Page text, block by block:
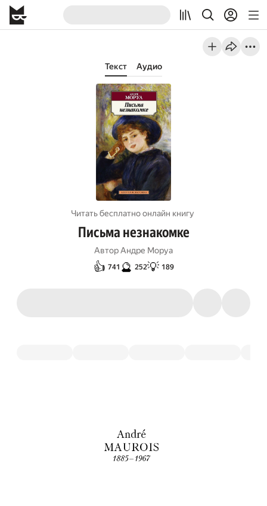
Текст Аудио
Читать бесплатно онлайн книгу
Письма незнакомке
АвторАндре Моруа
👍 741 🔮 252💡 189